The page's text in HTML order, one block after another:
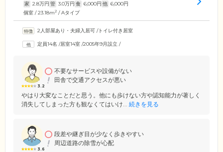
家 2.8万円 管 3.0万円 食 6,000円 他 6,000円
個室 / 23.18m2 / Aタイプ
2人部屋あり・夫婦入居可 /トイレ付き居室
定員14名 /居室14室 /2005年9月設立 /
3.2
不要なサービスや設備がない
田舎で交通アクセスが悪い
やはり大変なことだと思う。他にも歩けない方や認知能力が著しく
消失してしまった方も観なくてはいけ... 続きを見る
3.6
段差や継ぎ目が少なく歩きやすい
周辺道路の除雪が心配